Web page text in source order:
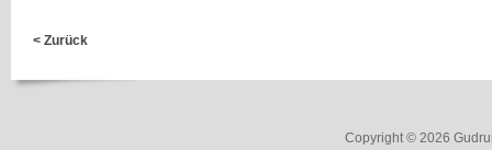
< Zurück
Copyright © 2026